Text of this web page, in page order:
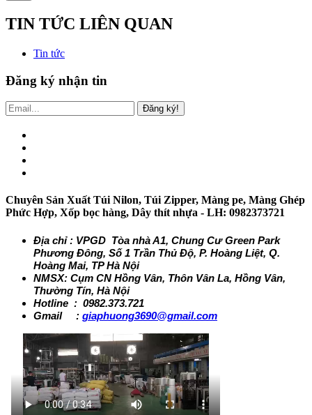
TIN TỨC LIÊN QUAN
Tin tức
Đăng ký nhận tin
Đăng ký!
Chuyên Sản Xuất Túi Nilon, Túi Zipper, Màng pe, Màng Ghép
Phức Hợp, Xốp bọc hàng, Dây thít nhựa - LH: 0982373721
Địa chỉ : VPGD Tòa nhà A1, Chung Cư Green Park
Phương Đông, Số 1 Trần Thủ Độ, P. Hoàng Liệt, Q.
Hoàng Mai, TP Hà Nội
NMSX: Cụm CN Hồng Vân, Thôn Vân La, Hồng Vân,
Thường Tín, Hà Nội
Hotline : 0982.373.721
Gmail : giaphuong3690@gmail.com